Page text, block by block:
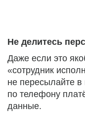
Не делитесь
Даже если это
«сотрудник
не пересылайте в
по телефону
данные.